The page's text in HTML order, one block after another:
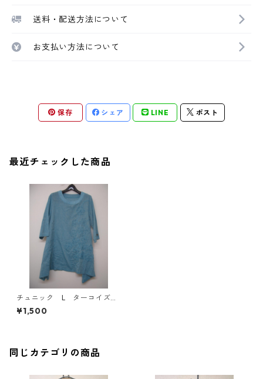
送料・配送方法について
お支払い方法について
保存 シェア LINE ポスト
最近チェックした商品
チュニック L ターコイズ I
Y-4424
¥1,500
同じカテゴリの商品